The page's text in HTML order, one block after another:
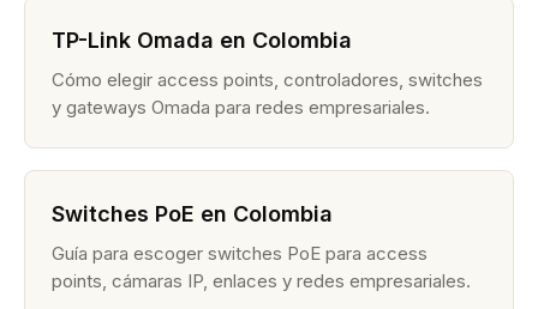
TP-Link Omada en Colombia
Cómo elegir access points, controladores, switches
y gateways Omada para redes empresariales.
Switches PoE en Colombia
Guía para escoger switches PoE para access
points, cámaras IP, enlaces y redes empresariales.